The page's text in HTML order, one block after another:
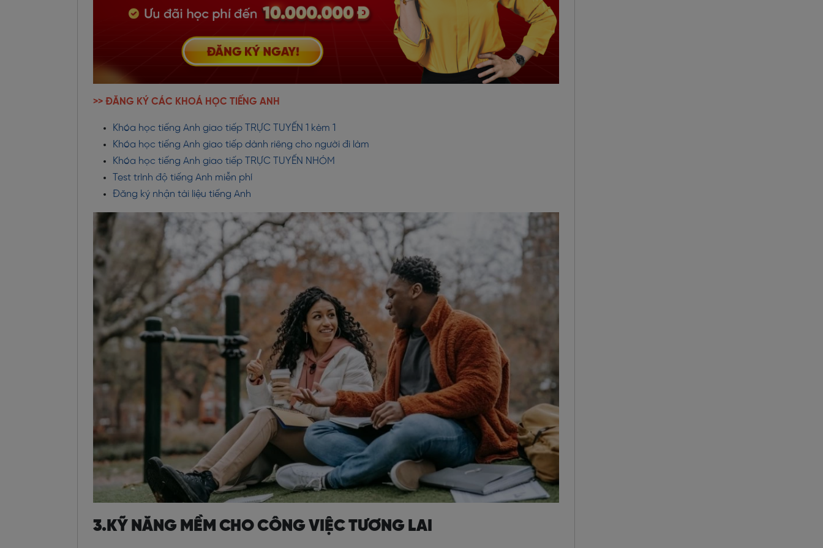
>> ĐĂNG KÝ CÁC KHOÁ HỌC TIẾNG ANH
Khóa học tiếng Anh giao tiếp TRỰC TUYẾN 1 kèm 1
Khóa học tiếng Anh giao tiếp dành riêng cho người đi làm
Khóa học tiếng Anh giao tiếp TRỰC TUYẾN NHÓM
Test trình độ tiếng Anh miễn phí
Đăng ký nhận tài liệu tiếng Anh
3.KỸ NĂNG MỀM CHO CÔNG VIỆC TƯƠNG LAI